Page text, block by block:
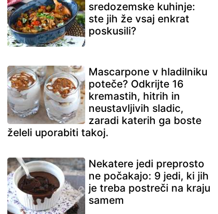
sredozemske kuhinje:
ste jih že vsaj enkrat
poskusili?
Mascarpone v hladilniku
poteče? Odkrijte 16
kremastih, hitrih in
neustavljivih sladic,
zaradi katerih ga boste
želeli uporabiti takoj.
Nekatere jedi preprosto
ne počakajo: 9 jedi, ki jih
je treba postreči na kraju
samem